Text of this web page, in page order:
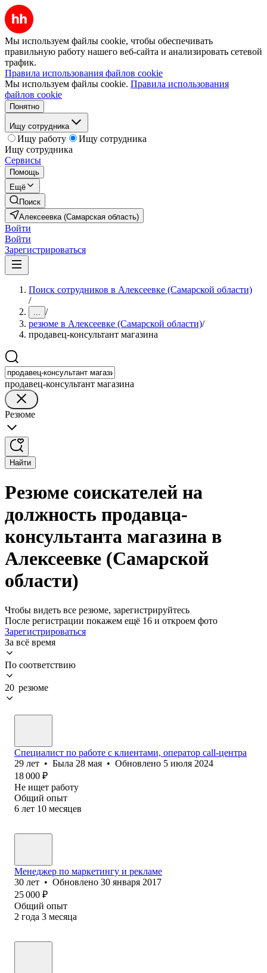
Мы используем файлы cookie, чтобы обеспечивать
правильную работу нашего веб-сайта и анализировать сетевой
трафик.
Правила использования файлов cookie
Мы используем файлы cookie. Правила использования
файлов cookie
Понятно
Ищу сотрудника
Ищу работу
Ищу сотрудника
Ищу сотрудника
Сервисы
Помощь
Ещё
Поиск
Алексеевка (Самарская область)
Войти
Войти
Зарегистрироваться
Поиск сотрудников в Алексеевке (Самарской области)
/
... /
резюме в Алексеевке (Самарской области)/
продавец-консультант магазина
продавец-консультант магазина
Резюме
Найти
Резюме соискателей на
должность продавца-
консультанта магазина в
Алексеевке (Самарской
области)
Чтобы видеть все резюме, зарегистрируйтесь
После регистрации покажем ещё 16 и откроем фото
Зарегистрироваться
За всё время
По соответствию
20 резюме
Специалист по работе с клиентами, оператор саll-центра
29 лет • Была 28 мая • Обновлено 5 июля 2024
18 000 ₽
Не ищет работу
Общий опыт
6 лет 10 месяцев
Менеджер по маркетингу и рекламе
30 лет • Обновлено 30 января 2017
25 000 ₽
Общий опыт
2 года 3 месяца